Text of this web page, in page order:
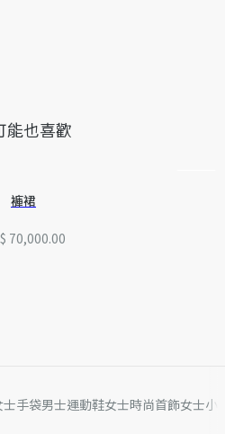
能也喜歡
褲裙
70,000.00
士手袋男士運動鞋女士時尚首飾女士小